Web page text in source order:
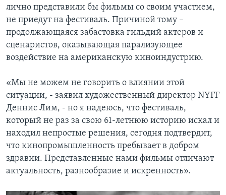
лично представили бы фильмы со своим участием,
не приедут на фестиваль. Причиной тому –
продолжающаяся забастовка гильдий актеров и
сценаристов, оказывающая парализующее
воздействие на американскую киноиндустрию.
«Мы не можем не говорить о влиянии этой
ситуации, - заявил художественный директор NYFF
Деннис Лим, - но я надеюсь, что фестиваль,
который не раз за свою 61-летнюю историю искал и
находил непростые решения, сегодня подтвердит,
что кинопромышленность пребывает в добром
здравии. Представленные нами фильмы отличают
актуальность, разнообразие и искренность».